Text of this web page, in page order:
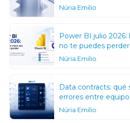
Núria Emilio
Power BI julio 2026:
no te puedes perder
Núria Emilio
Data contracts: qué
errores entre
Núria Emilio